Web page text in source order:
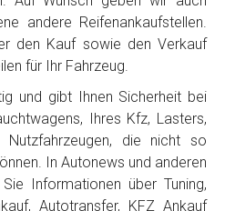
andere Reifenankaufstellen.
den Kauf sowie den Verkauf
für Ihr Fahrzeug.
und gibt Ihnen Sicherheit bei
Ihres Kfz, Lasters,
Nutzfahrzeugen, die nicht so
In Autonews und anderen
Informationen über Tuning,
Autotransfer, KFZ Ankauf